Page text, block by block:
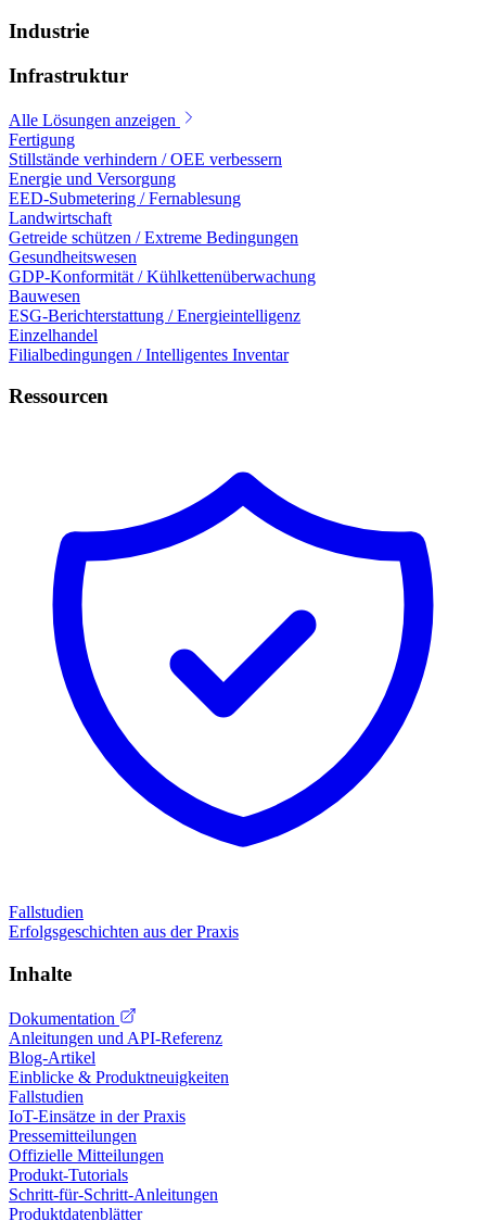
Industrie
Infrastruktur
Alle Lösungen anzeigen
Fertigung
Stillstände verhindern / OEE verbessern
Energie und Versorgung
EED-Submetering / Fernablesung
Landwirtschaft
Getreide schützen / Extreme Bedingungen
Gesundheitswesen
GDP-Konformität / Kühlkettenüberwachung
Bauwesen
ESG-Berichterstattung / Energieintelligenz
Einzelhandel
Filialbedingungen / Intelligentes Inventar
Ressourcen
Fallstudien
Erfolgsgeschichten aus der Praxis
Inhalte
Dokumentation
Anleitungen und API-Referenz
Blog-Artikel
Einblicke & Produktneuigkeiten
Fallstudien
IoT-Einsätze in der Praxis
Pressemitteilungen
Offizielle Mitteilungen
Produkt-Tutorials
Schritt-für-Schritt-Anleitungen
Produktdatenblätter